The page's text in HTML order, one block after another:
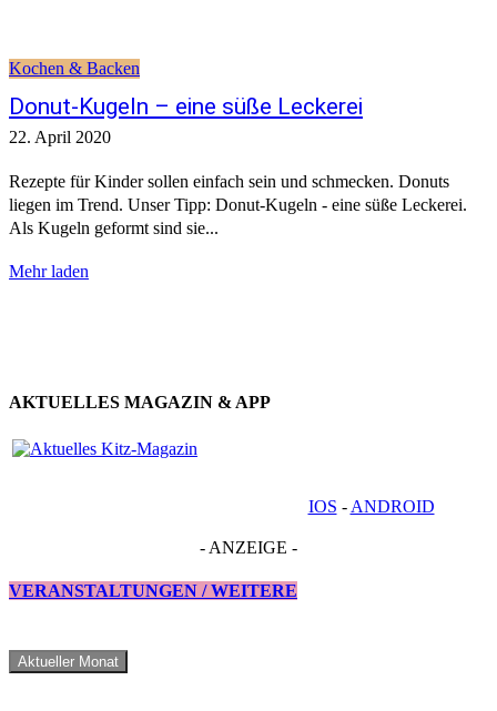
Kochen & Backen
Donut-Kugeln – eine süße Leckerei
22. April 2020
Rezepte für Kinder sollen einfach sein und schmecken. Donuts
liegen im Trend. Unser Tipp: Donut-Kugeln - eine süße Leckerei.
Als Kugeln geformt sind sie...
Mehr laden
AKTUELLES MAGAZIN & APP
IOS - ANDROID
- ANZEIGE -
VERANSTALTUNGEN / WEITERE
Aktueller Monat